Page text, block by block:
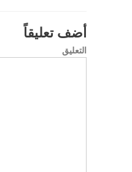
أضف تعليقاً
التعليق